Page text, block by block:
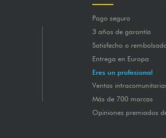
Pago seguro
3 años de garantía
Satisfecho o
Entrega en Europa
Eres un profesional
Ventas
Más de 700 marcas
Opiniones premiados